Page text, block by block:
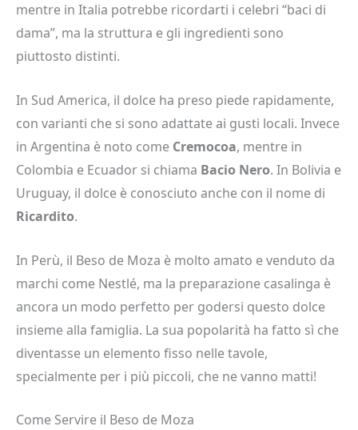
mentre in Italia potrebbe ricordarti i celebri “baci di
dama”, ma la struttura e gli ingredienti sono
piuttosto distinti.
In Sud America, il dolce ha preso piede rapidamente,
con varianti che si sono adattate ai gusti locali. Invece
in Argentina è noto come Cremocoa, mentre in
Colombia e Ecuador si chiama Bacio Nero. In Bolivia e
Uruguay, il dolce è conosciuto anche con il nome di
Ricardito.
In Perù, il Beso de Moza è molto amato e venduto da
marchi come Nestlé, ma la preparazione casalinga è
ancora un modo perfetto per godersi questo dolce
insieme alla famiglia. La sua popolarità ha fatto sì che
diventasse un elemento fisso nelle tavole,
specialmente per i più piccoli, che ne vanno matti!
Come Servire il Beso de Moza